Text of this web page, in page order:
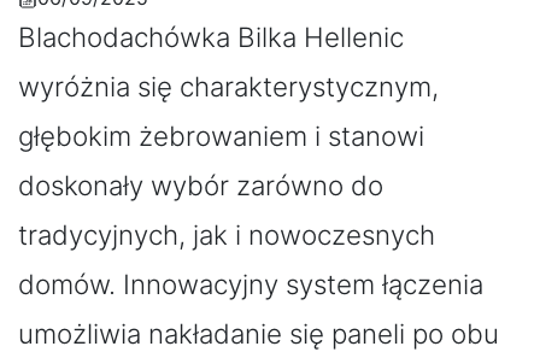
Blachodachówka Bilka Hellenic
wyróżnia się charakterystycznym,
głębokim żebrowaniem i stanowi
doskonały wybór zarówno do
tradycyjnych, jak i nowoczesnych
domów. Innowacyjny system łączenia
umożliwia nakładanie się paneli po obu